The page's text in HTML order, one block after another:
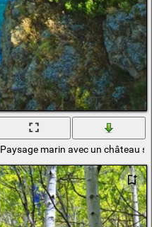
Paysage marin avec un château